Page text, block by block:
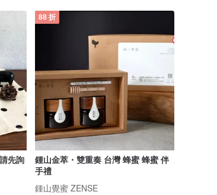
先詢
88 折
鍾山金萃・雙重奏 台灣 蜂蜜 蜂蜜 伴
手禮
鍾山覺蜜 ZENSE